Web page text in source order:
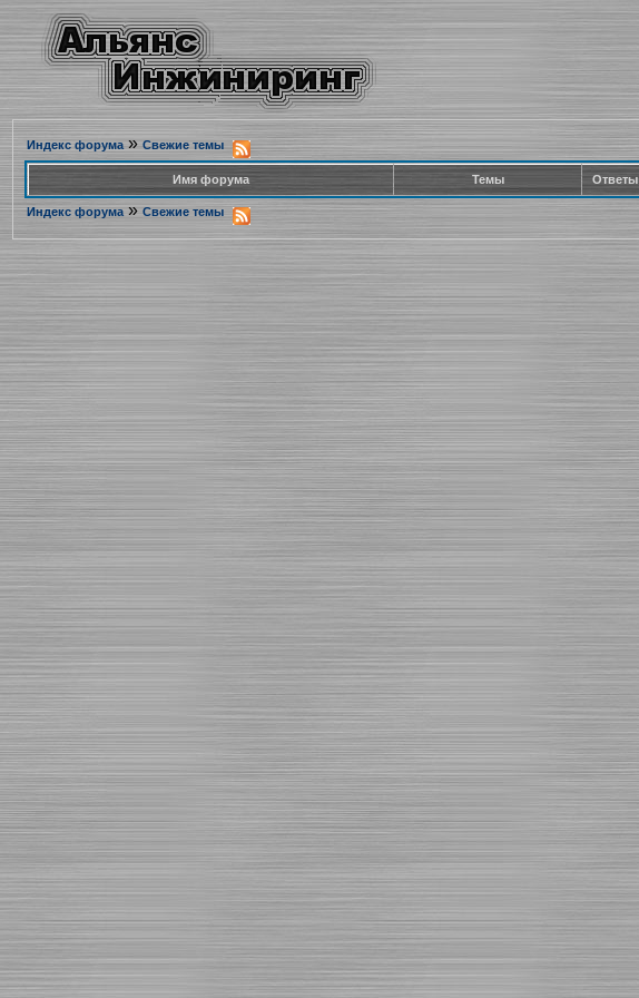
Индекс форума» Свежие темы
Имя форума Темы Ответы
Индекс форума » Свежие темы